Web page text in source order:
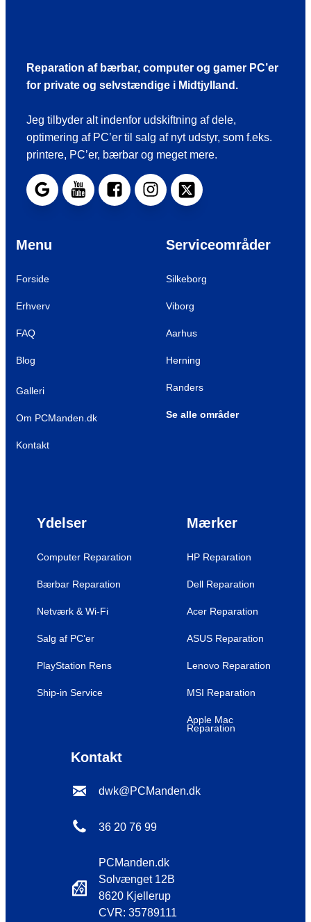
Reparation af bærbar, computer og gamer PC’er
for private og selvstændige i Midtjylland.
Jeg tilbyder alt indenfor udskiftning af dele,
optimering af PC’er til salg af nyt udstyr, som f.eks.
printere, PC’er, bærbar og meget mere.
Menu
Forside
Erhverv
FAQ
Blog
Galleri
Om PCManden.dk
Kontakt
Serviceområder
Silkeborg
Viborg
Aarhus
Herning
Randers
Se alle områder
Ydelser
Computer Reparation
Bærbar Reparation
Netværk & Wi-Fi
Salg af PC’er
PlayStation Rens
Ship-in Service
Mærker
HP Reparation
Dell Reparation
Acer Reparation
ASUS Reparation
Lenovo Reparation
MSI Reparation
Apple Mac
Reparation
Kontakt
dwk@PCManden.dk
36 20 76 99
PCManden.dk
Solvænget 12B
8620 Kjellerup
CVR: 35789111